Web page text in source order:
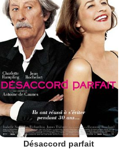
Désaccord parfait